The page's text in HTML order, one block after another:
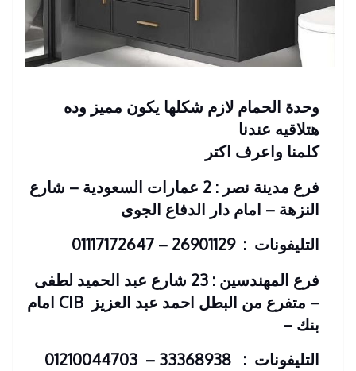
وحدة الحمام لازم شكلها يكون مميز وده
هتلاقيه عندنا
كلمنا واعرف اكتر
فرع مدينة نصر : 2 عمارات السعودية – شارع
النزهة – امام دار الدفاع الجوى
التليفونات : 26901129 – 01117172647
فرع المهندسين : 23 شارع عبد الحميد لطفى
– متفرع من البطل احمد عبد العزيز
CIB امام
بنك –
التليفونات : 33368938 – 01210044703